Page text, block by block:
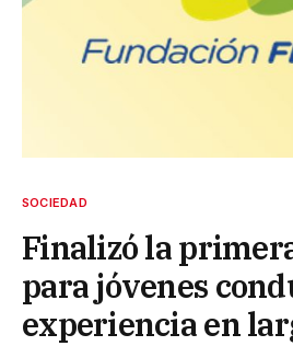
SOCIEDAD
Finalizó la
para jóvenes
experiencia en